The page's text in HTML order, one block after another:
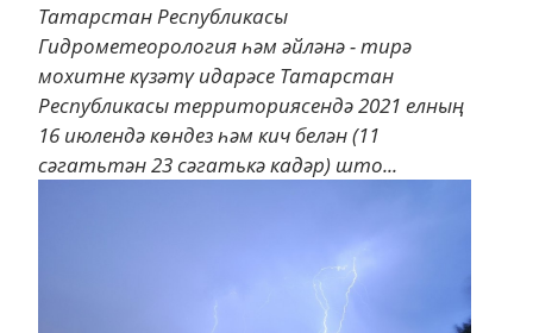
Татарстан Республикасы
Гидрометеорология һәм әйләнә - тирә
мохитне күзәтү идарәсе Татарстан
Республикасы территориясендә 2021 елның
16 июлендә көндез һәм кич белән (11
сәгатьтән 23 сәгатькә кадәр) што...